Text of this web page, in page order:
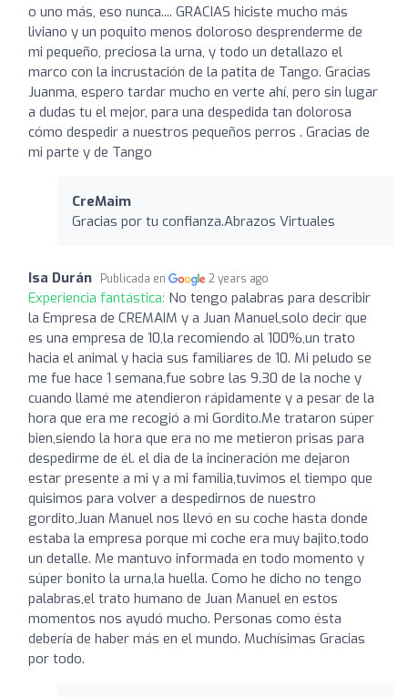
o uno más, eso nunca.... GRACIAS hiciste mucho más
liviano y un poquito menos doloroso desprenderme de
mi pequeño, preciosa la urna, y todo un detallazo el
marco con la incrustación de la patita de Tango. Gracias
Juanma, espero tardar mucho en verte ahí, pero sin lugar
a dudas tu el mejor, para una despedida tan dolorosa
cómo despedir a nuestros pequeños perros . Gracias de
mi parte y de Tango
CreMaim
Gracias por tu confianza.Abrazos Virtuales
Isa Durán Publicada en 2 years ago
Experiencia fantástica: No tengo palabras para describir
la Empresa de CREMAIM y a Juan Manuel,solo decir que
es una empresa de 10,la recomiendo al 100%,un trato
hacia el animal y hacia sus familiares de 10. Mi peludo se
me fue hace 1 semana,fue sobre las 9.30 de la noche y
cuando llamé me atendieron rápidamente y a pesar de la
hora que era me recogió a mi Gordito.Me trataron súper
bien,siendo la hora que era no me metieron prisas para
despedirme de él. el dia de la incineración me dejaron
estar presente a mi y a mi familia,tuvimos el tiempo que
quisimos para volver a despedirnos de nuestro
gordito,Juan Manuel nos llevó en su coche hasta donde
estaba la empresa porque mi coche era muy bajito,todo
un detalle. Me mantuvo informada en todo momento y
súper bonito la urna,la huella. Como he dicho no tengo
palabras,el trato humano de Juan Manuel en estos
momentos nos ayudó mucho. Personas como ésta
debería de haber más en el mundo. Muchísimas Gracias
por todo.